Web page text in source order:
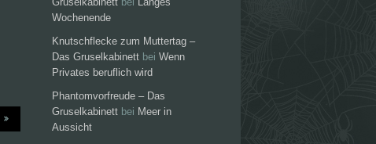
Wochenende
Knutschflecke zum Muttertag –
Das Gruselkabinett bei Wenn
Privates beruflich wird
Phantomvorfreude – Das
Gruselkabinett bei Meer in
Aussicht